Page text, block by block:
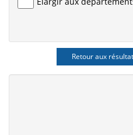
Retour aux